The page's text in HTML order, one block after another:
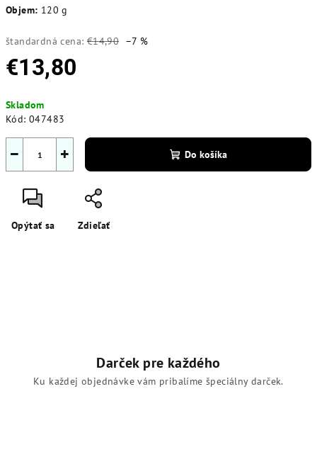
Objem: 120 g
štandardná cena: €14,90 –7 %
€13,80
cena:
Skladom
Kód: 047483
+
− Do košíka
Opýtať sa Zdieľať
Darček pre každého
Ku každej objednávke vám pribalíme špeciálny darček.